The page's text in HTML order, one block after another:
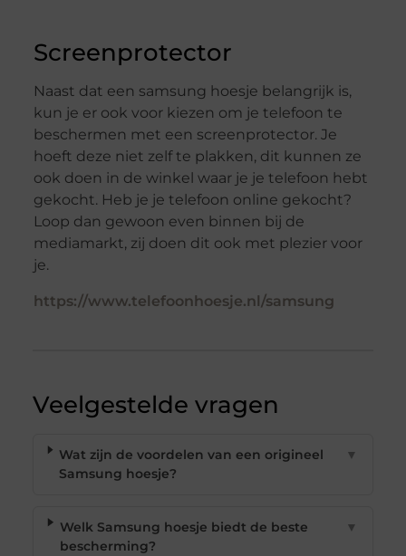
Screenprotector
Naast dat een samsung hoesje belangrijk is,
kun je er ook voor kiezen om je telefoon te
beschermen met een screenprotector. Je
hoeft deze niet zelf te plakken, dit kunnen ze
ook doen in de winkel waar je je telefoon hebt
gekocht. Heb je je telefoon online gekocht?
Loop dan gewoon even binnen bij de
mediamarkt, zij doen dit ook met plezier voor
je.
https://www.telefoonhoesje.nl/samsung
Veelgestelde vragen
Wat zijn de voordelen van een origineel
Samsung hoesje?
▼
Welk Samsung hoesje biedt de beste
bescherming?
▼